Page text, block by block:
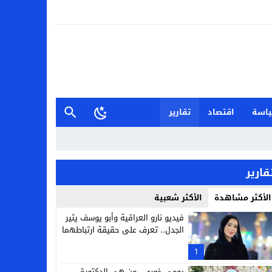
اقتصاد
تقارير
الأكثر مشاهدة الأكثر شعبية
1
فيديو نارو العراقية وأبو يوسف يثير
الجدل.. تعرف على حقيقة ارتباطهما